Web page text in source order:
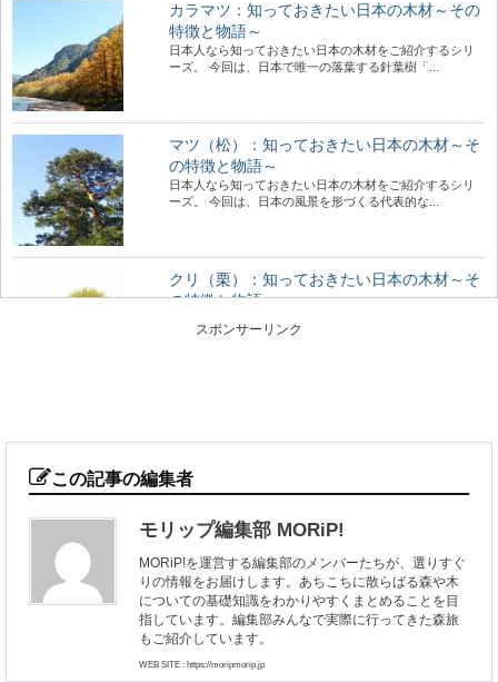
カラマツ：知っておきたい日本の木材～その
特徴と物語～
日本人なら知っておきたい日本の木材をご紹介するシリ
ーズ。 今回は、日本で唯一の落葉する針葉樹「...
マツ（松）：知っておきたい日本の木材～そ
の特徴と物語～
日本人なら知っておきたい日本の木材をご紹介するシリ
ーズ。 今回は、日本の風景を形づくる代表的な...
クリ（栗）：知っておきたい日本の木材～そ
の特徴と物語～
ーズ。 今回は、甘～くてほくほくの実がおいしい「...
橋6選
いろいろなテーマで巡るのが楽しみな森と木の旅、モリ
ップ。 今回は、一度は見てみたい、渡ってみた...
スポンサーリンク
この記事の編集者
モリップ編集部 MORiP!
MORiP!を運営する編集部のメンバーたちが、選りすぐ
りの情報をお届けします。あちこちに散らばる森や木
についての基礎知識をわかりやすくまとめることを目
指しています。編集部みんなで実際に行ってきた森旅
もご紹介しています。
WEB SITE : https://moripmorip.jp